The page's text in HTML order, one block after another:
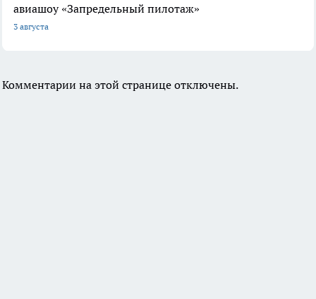
авиашоу «Запредельный пилотаж»
3 августа
Комментарии на этой странице отключены.